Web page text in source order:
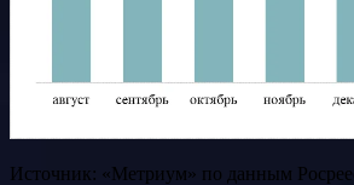
Источник: «Метриум» по данным